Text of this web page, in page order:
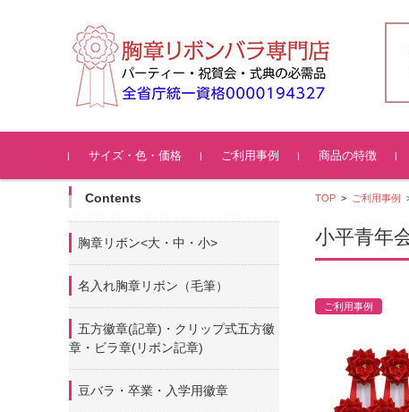
コンテンツに移動
サイズ・色・価格 ご利用事例 商品の特徴
TOP > ご利用事例
小平青年
ご利用事例
Contents
胸章リボン<大・中・小>
名入れ胸章リボン（毛筆）
五方徽章(記章)・ クリップ式五方徽
章・ビラ章(リボン記章)
豆バラ・卒業・入学用徽章